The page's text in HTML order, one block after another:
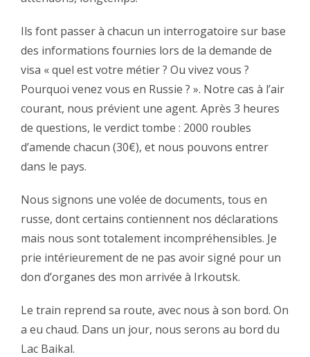
‪Ils font passer à chacun un interrogatoire sur base
des informations fournies lors de la demande de
visa « quel est votre métier ? Ou vivez vous ?
Pourquoi venez vous en Russie ? ». Notre cas à l’air
courant, nous prévient une agent. Après 3 heures
de questions, le verdict tombe : 2000 roubles
d’amende chacun (30€), et nous pouvons entrer
dans le pays.‬
‪Nous signons une volée de documents, tous en
russe, dont certains contiennent nos déclarations
mais nous sont totalement incompréhensibles. Je
prie intérieurement de ne pas avoir signé pour un
don d’organes des mon arrivée à Irkoutsk.‬
‪Le train reprend sa route, avec nous à son bord. On
a eu chaud. Dans un jour, nous serons au bord du
Lac Baikal.‬